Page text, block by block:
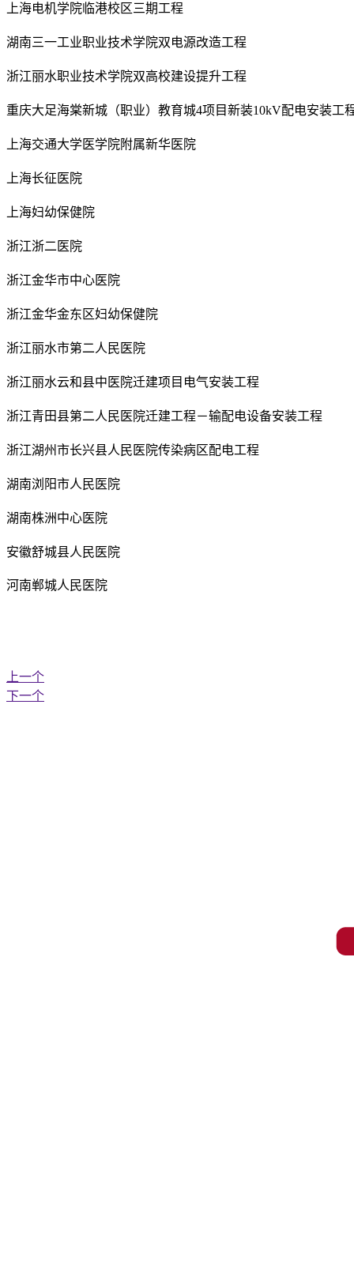
上海电机学院临港校区三期工程
湖南三一工业职业技术学院双电源改造工程
浙江丽水职业技术学院双高校建设提升工程
重庆大足海棠新城（职业）教育城4项目新装10kV配电安装工
上海交通大学医学院附属新华医院
上海长征医院
上海妇幼保健院
浙江浙二医院
浙江金华市中心医院
浙江金华金东区妇幼保健院
浙江丽水市第二人民医院
浙江丽水云和县中医院迁建项目电气安装工程
浙江青田县第二人民医院迁建工程－输配电设备安装工程
浙江湖州市长兴县人民医院传染病区配电工程
湖南浏阳市人民医院
湖南株洲中心医院
安徽舒城县人民医院
河南郸城人民医院
上一个
下一个